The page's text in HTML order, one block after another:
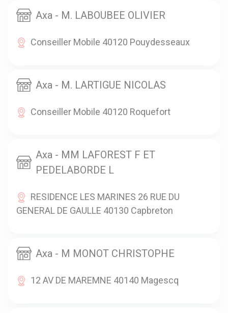
Axa - M. LABOUBEE OLIVIER
Conseiller Mobile 40120 Pouydesseaux
Axa - M. LARTIGUE NICOLAS
Conseiller Mobile 40120 Roquefort
Axa - MM LAFOREST F ET
PEDELABORDE L
RESIDENCE LES MARINES 26 RUE DU
GENERAL DE GAULLE 40130 Capbreton
Axa - M MONOT CHRISTOPHE
12 AV DE MAREMNE 40140 Magescq